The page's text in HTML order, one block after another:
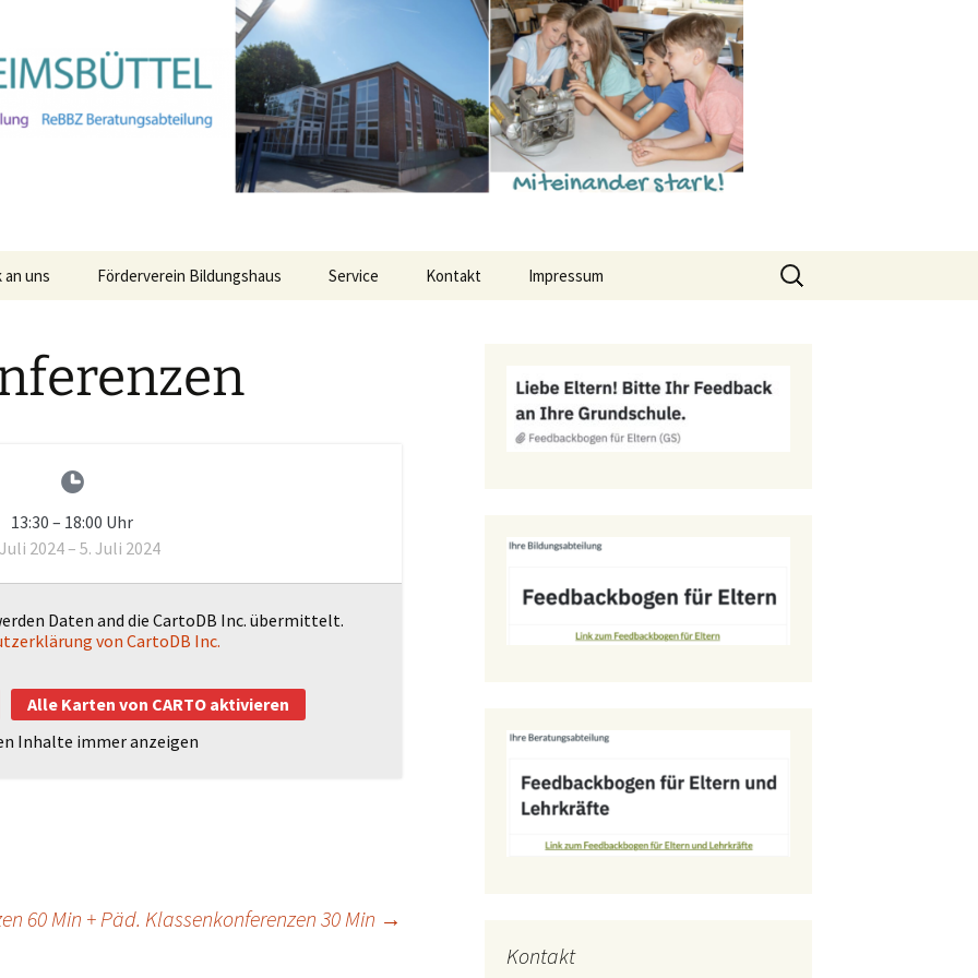
про
языке)
Leitungsteam
Kollegium
Hausmeisterei
an uns Förderverein Bildungshaus Service Kontakt Impressum
Suchen
nach:
13:30 – 18:00 Uhr
2024– 5. Juli 2024
Daten and die CartoDB Inc. übermittelt.
von CartoDB Inc.
Alle Karten von CARTO aktivieren
Inhalte immer anzeigen
60 Min + Päd. Klassenkonferenzen 30 Min →
Kontakt